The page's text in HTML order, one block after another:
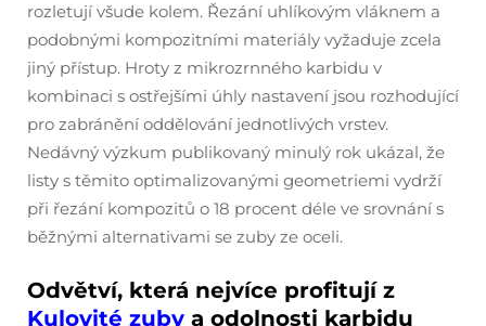
rozletují všude kolem. Řezání uhlíkovým vláknem a
podobnými kompozitními materiály vyžaduje zcela
jiný přístup. Hroty z mikrozrnného karbidu v
kombinaci s ostřejšími úhly nastavení jsou rozhodující
pro zabránění oddělování jednotlivých vrstev.
Nedávný výzkum publikovaný minulý rok ukázal, že
listy s těmito optimalizovanými geometriemi vydrží
při řezání kompozitů o 18 procent déle ve srovnání s
běžnými alternativami se zuby ze oceli.
Odvětví, která nejvíce profitují z
Kulovité zuby a odolnosti karbidu